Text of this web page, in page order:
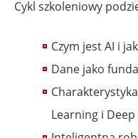
Cykl szkoleniowy
Czym jest AI i
Dane jako
Learning i